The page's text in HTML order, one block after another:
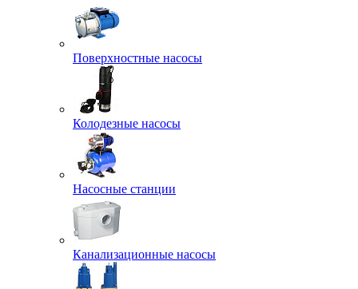
Поверхностные насосы
Колодезные насосы
Насосные станции
Канализационные насосы